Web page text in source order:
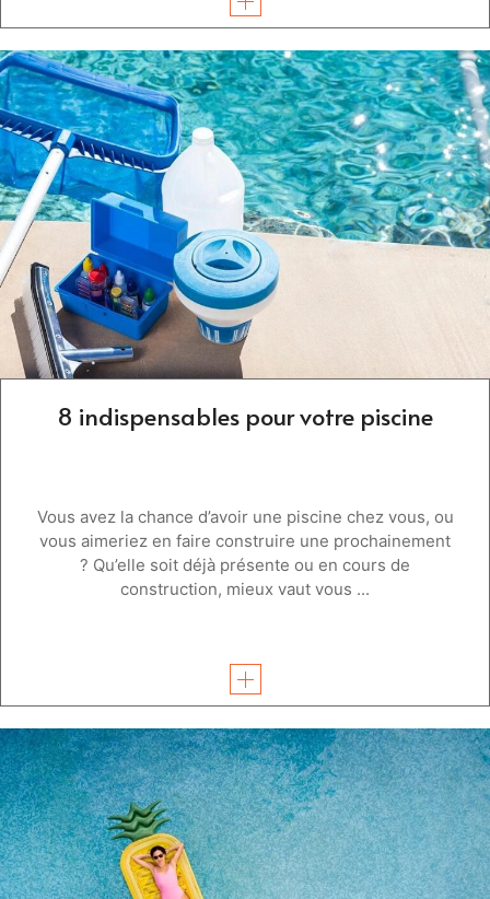
8 indispensables pour votre piscine
Vous avez la chance d’avoir une piscine chez vous, ou
vous aimeriez en faire construire une prochainement
? Qu’elle soit déjà présente ou en cours de
construction, mieux vaut vous ...